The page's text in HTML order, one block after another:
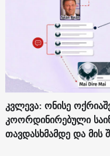
კვლევა: ონისე
კოორდინირებული
თავდასხმამდე და მის